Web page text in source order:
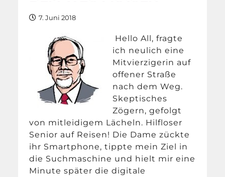
7. Juni 2018
Hello All, fragte
ich neulich eine
Mitvierzigerin auf
offener Straße
nach dem Weg.
Skeptisches
Zögern, gefolgt
von mitleidigem Lächeln. Hilfloser
Senior auf Reisen! Die Dame zückte
ihr Smartphone, tippte mein Ziel in
die Suchmaschine und hielt mir eine
Minute später die digitale